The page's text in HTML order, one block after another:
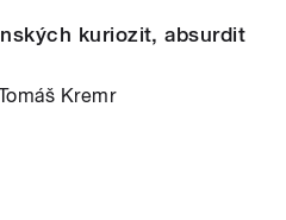
kuriozit, absurdit
Kremr